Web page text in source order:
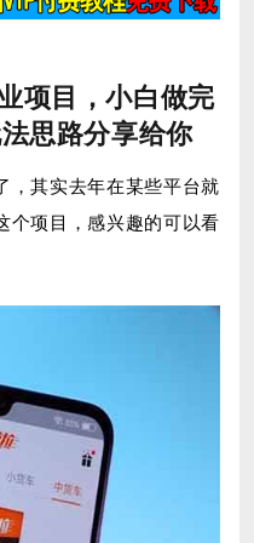
项目，小白做完
思路分享给你
，其实去年在某些平台就
个项目，感兴趣的可以看